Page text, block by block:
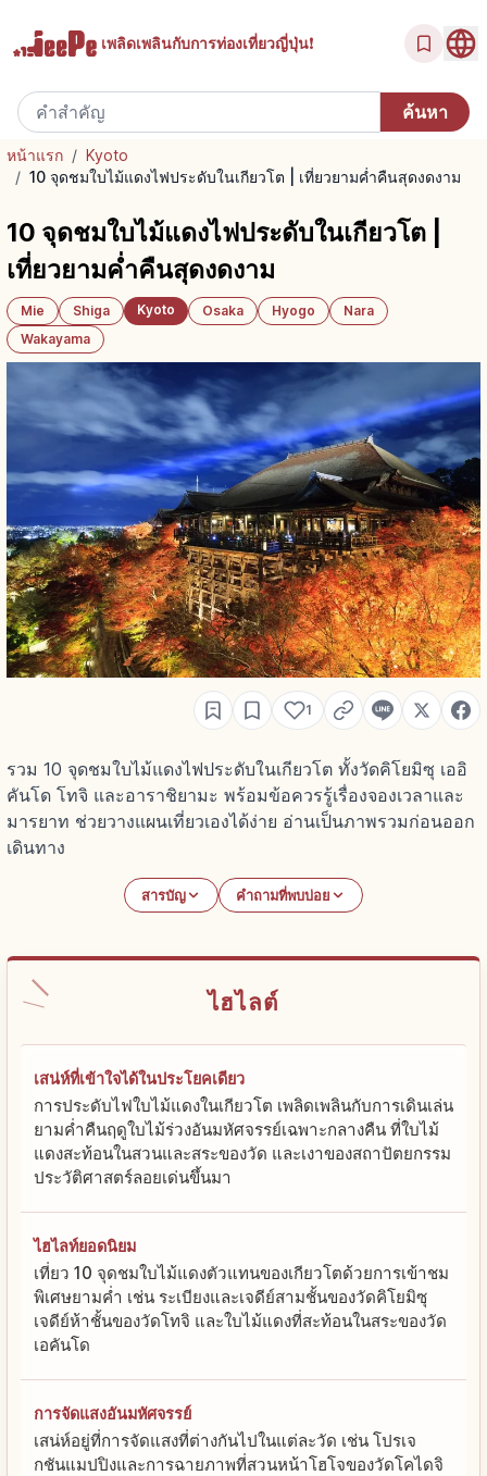
เพลิดเพลินกับการท่องเที่ยวญี่ปุ่น!
หน้าแรก / Kyoto
/ 10 จุดชมใบไม้แดงไฟประดับในเกียวโต | เที่ยวยามค่ำคืนสุดงดงาม
10 จุดชมใบไม้แดงไฟประดับในเกียวโต |
เที่ยวยามค่ำคืนสุดงดงาม
Mie Shiga Kyoto Osaka Hyogo
Nara
Wakayama
1
รวม 10 จุดชมใบไม้แดงไฟประดับในเกียวโต ทั้งวัดคิโยมิซุ เออิ
คันโด โทจิ และอาราชิยามะ พร้อมข้อควรรู้เรื่องจองเวลาและ
มารยาท ช่วยวางแผนเที่ยวเองได้ง่าย อ่านเป็นภาพรวมก่อนออก
เดินทาง
สารบัญ คำถามที่พบบ่อย
ไฮไลต์
เสน่ห์ที่เข้าใจได้ในประโยคเดียว
การประดับไฟใบไม้แดงในเกียวโต เพลิดเพลินกับการเดินเล่น
ยามค่ำคืนฤดูใบไม้ร่วงอันมหัศจรรย์เฉพาะกลางคืน ที่ใบไม้
แดงสะท้อนในสวนและสระของวัด และเงาของสถาปัตยกรรม
ประวัติศาสตร์ลอยเด่นขึ้นมา
ไฮไลท์ยอดนิยม
เที่ยว 10 จุดชมใบไม้แดงตัวแทนของเกียวโตด้วยการเข้าชม
พิเศษยามค่ำ เช่น ระเบียงและเจดีย์สามชั้นของวัดคิโยมิซุ
เจดีย์ห้าชั้นของวัดโทจิ และใบไม้แดงที่สะท้อนในสระของวัด
เอคันโด
การจัดแสงอันมหัศจรรย์
เสน่ห์อยู่ที่การจัดแสงที่ต่างกันไปในแต่ละวัด เช่น โปรเจ
กชันแมปปิงและการฉายภาพที่สวนหน้าโฮโจของวัดโคไดจิ